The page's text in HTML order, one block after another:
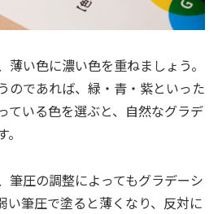
い色に濃い色を重ねましょう。
のであれば、緑・青・紫といった
ている色を選ぶと、自然なグラデ
筆圧の調整によってもグラデーシ
い筆圧で塗ると薄くなり、反対に